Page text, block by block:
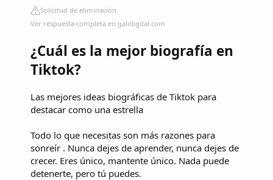
Solicitud de eliminación
Ver respuesta completa en galidigital.com
¿Cuál es la mejor biografía en
Tiktok?
Las mejores ideas biográficas de Tiktok para
destacar como una estrella
Todo lo que necesitas son más razones para
sonreír . Nunca dejes de aprender, nunca dejes de
crecer. Eres único, mantente único. Nada puede
detenerte, pero tú puedes.